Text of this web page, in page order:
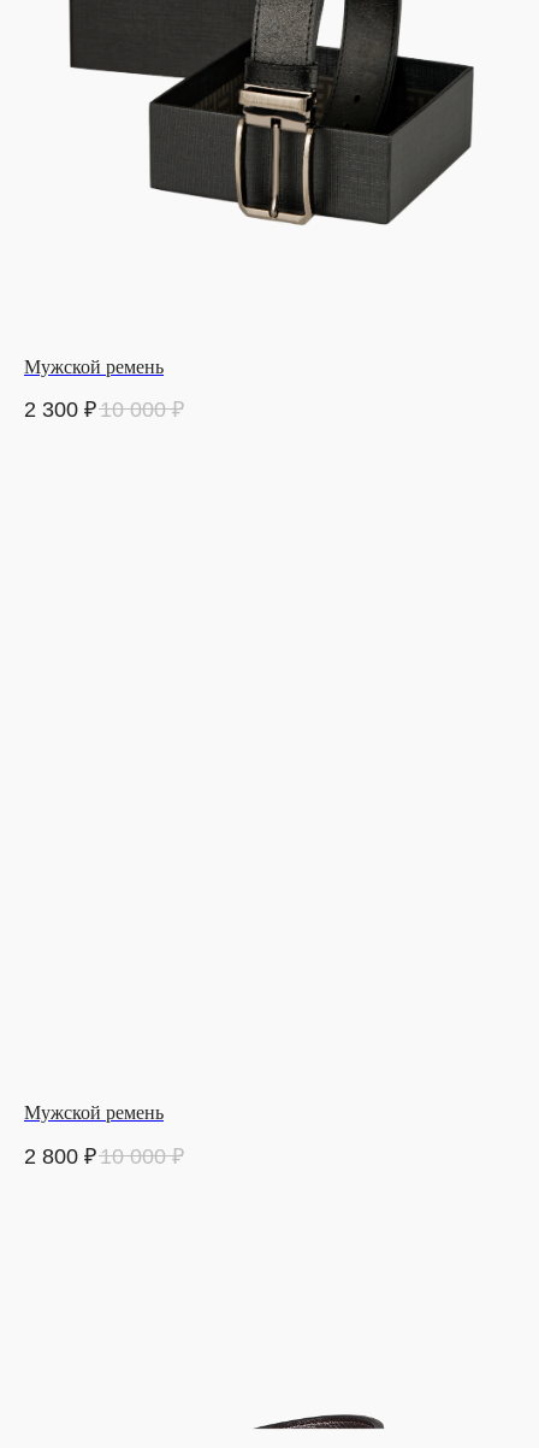
Мужской ремень
2 300 ₽10 000 ₽
Мужской ремень
2 800 ₽10 000 ₽